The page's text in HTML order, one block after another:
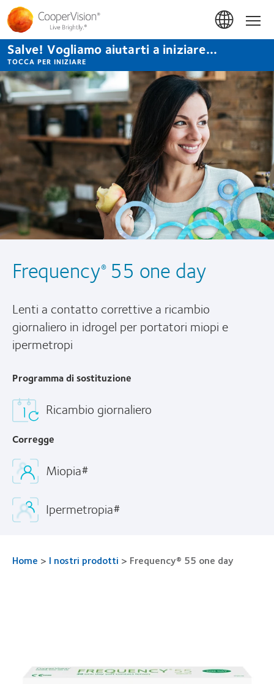
Salta
contenuto
principale
Salve! Vogliamo aiutarti a iniziare...
TOCCA PER INIZIARE
Frequency®55 one day
Lenti a contatto correttive a ricambio
giornaliero in idrogel per portatori miopi e
ipermetropi
Programma di sostituzione
Ricambio giornaliero
Corregge
Miopia#
Ipermetropia#
Home > I nostri prodotti > Frequency® 55 one day